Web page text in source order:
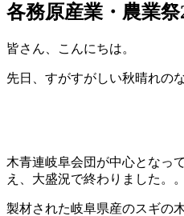
各務原産業・農業
皆さん、こんにちは。
先日、すがすがしい秋晴れの
木青連岐阜会団が中心となっ
え、大盛況で終わりました。。
製材された岐阜県産のスギの木